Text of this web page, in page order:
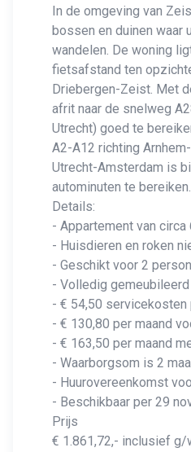
In de omgeving van
bossen en duinen waar
wandelen. De woning
fietsafstand ten
Driebergen-Zeist. Met
afrit naar de snelweg
Utrecht) goed te
A2-A12 richting
Utrecht-Amsterdam is
autominuten te bereiken.
Details:
- Appartement van circa
- Huisdieren en roken
- Geschikt voor 2
- Volledig gemeubileerd
- € 54,50 servicekosten
- € 130,80 per maand
- € 163,50 per maand
- Waarborgsom is 2
- Huurovereenkomst
- Beschikbaar per 29
Prijs
€ 1.861,72,- inclusief